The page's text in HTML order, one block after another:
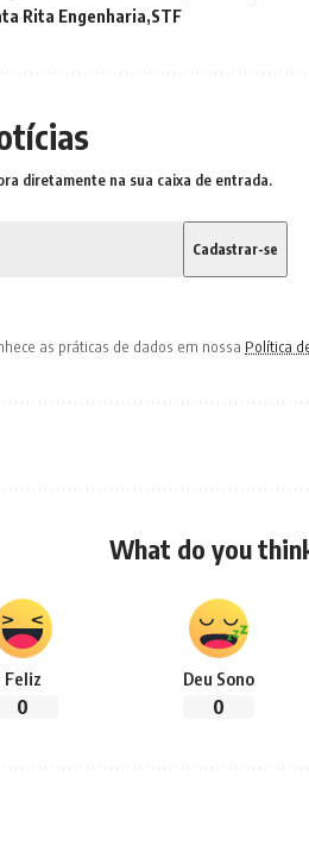
Rita Engenharia STF
diretamente na sua caixa de entrada.
as práticas de dados em nossa Política
What do you
Feliz
0
Deu Sono
0